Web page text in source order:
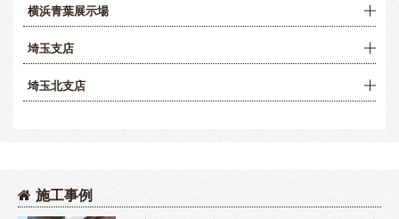
横浜青葉展示場
埼玉支店
埼玉北支店
施工事例